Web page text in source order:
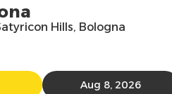
Hills, Bologna
Aug 8, 2026